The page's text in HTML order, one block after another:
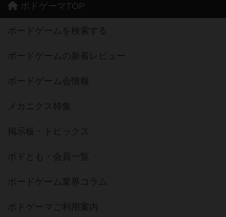
ボドゲーマTOP
ボードゲームを検索する
ボードゲームの新着レビュー
ボードゲーム会情報
メカニクス特集
掲示板・トピックス
ボドとも・会員一覧
ボードゲーム業界コラム
ボドゲーマご利用案内